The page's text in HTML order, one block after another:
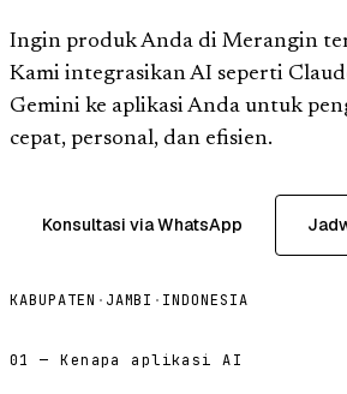
Ingin produk Anda di Merangin
Kami integrasikan AI seperti
Gemini ke aplikasi Anda untuk
cepat, personal, dan efisien.
Konsultasi via WhatsApp
KABUPATEN · JAMBI · INDONESIA
01 — Kenapa aplikasi AI